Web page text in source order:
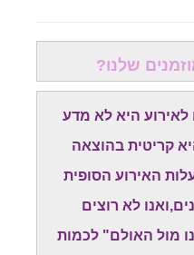
שלנו?
לאירוע היא לא מדע
קריטית בהוצאה
האירוע הסופית
לא רוצים
מול האולם" לכמות